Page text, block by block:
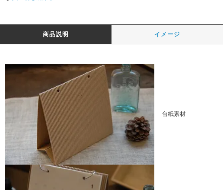
商品説明 イメージ
台紙素材